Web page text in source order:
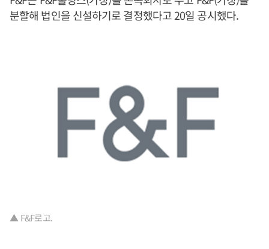
분할해 법인을 신설하기로 결정했다고 20일 공시했다.
▲ F&F로고.